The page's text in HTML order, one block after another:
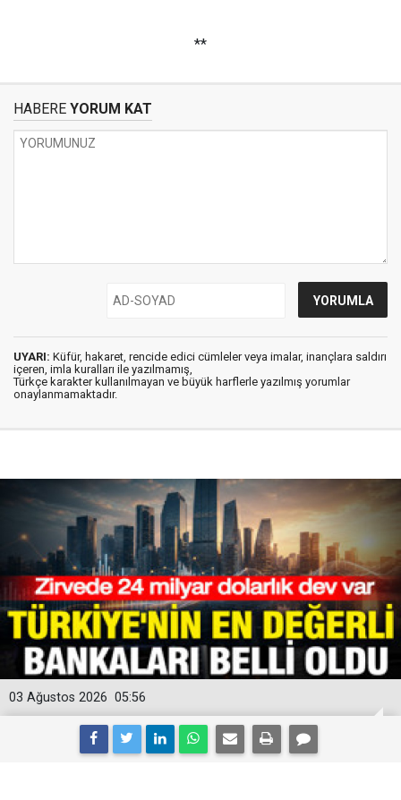
**
HABERE YORUM KAT
UYARI: Küfür, hakaret, rencide edici cümleler veya imalar, inançlara saldırı
içeren, imla kuralları ile yazılmamış,
Türkçe karakter kullanılmayan ve büyük harflerle yazılmış yorumlar
onaylanmamaktadır.
05:56
03 Ağustos 2026